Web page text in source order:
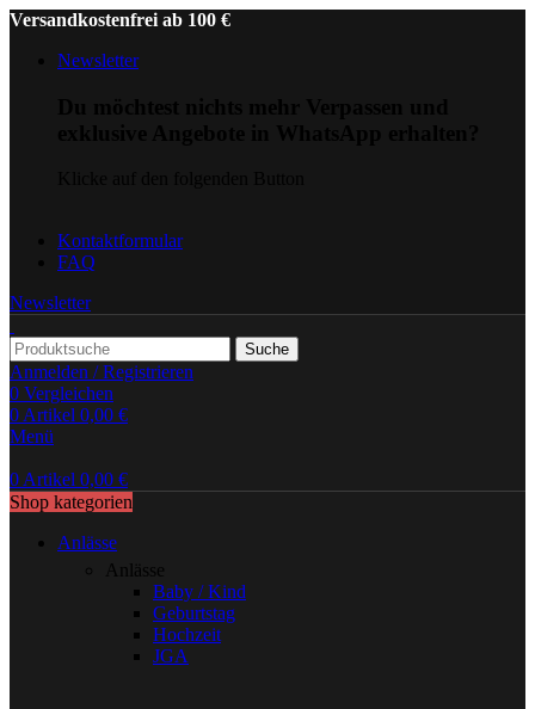
Versandkostenfrei ab 100 €
Newsletter
Kontaktformular
FAQ
Newsletter
Suche
Anmelden / Registrieren
0 Vergleichen
0Artikel 0,00 €
Menü
0Artikel 0,00 €
Shop kategorien
Anlässe
Anlässe
Baby / Kind
Geburtstag
Hochzeit
JGA